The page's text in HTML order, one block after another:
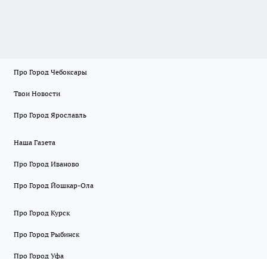
Про Город Чебоксары
Твои Новости
Про Город Ярославль
Наша Газета
Про Город Иваново
Про Город Йошкар-Ола
Про Город Курск
Про Город Рыбинск
Про Город Уфа